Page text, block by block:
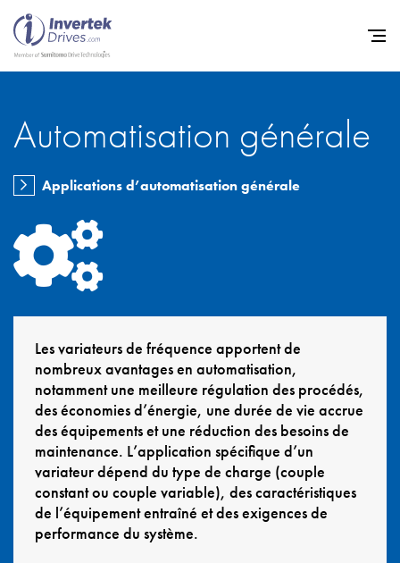
Automatisation générale
Applications d’automatisation générale
Les variateurs de fréquence apportent de
nombreux avantages en automatisation,
notamment une meilleure régulation des procédés,
des économies d’énergie, une durée de vie accrue
des équipements et une réduction des besoins de
maintenance. L’application spécifique d’un
variateur dépend du type de charge (couple
constant ou couple variable), des caractéristiques
de l’équipement entraîné et des exigences de
performance du système.
Home
Variateurs de fréquence
Support
Contact
Politique de confidentialité
Plan du site
iSource Se connecter